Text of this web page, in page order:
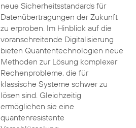
neue Sicherheitsstandards für
Datenübertragungen der Zukunft
zu erproben. Im Hinblick auf die
voranschreitende Digitalisierung
bieten Quantentechnologien neue
Methoden zur Lösung komplexer
Rechenprobleme, die für
klassische Systeme schwer zu
lösen sind. Gleichzeitig
ermöglichen sie eine
quantenresistente